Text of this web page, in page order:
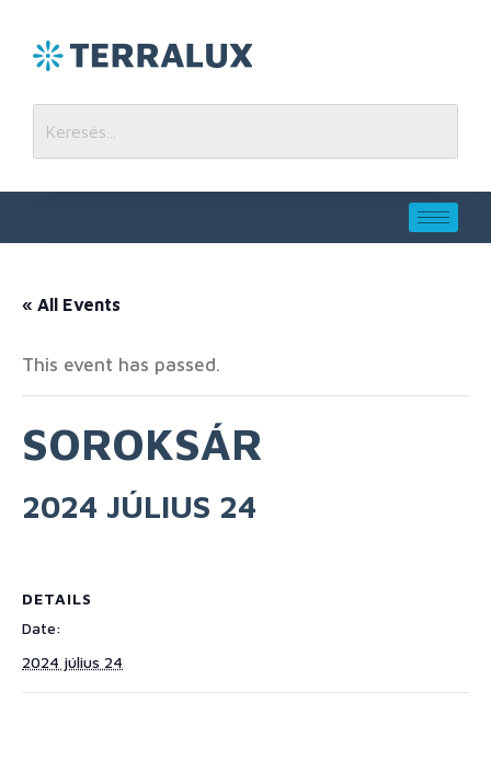
« All Events
This event has passed.
SOROKSÁR
2024 JÚLIUS 24
DETAILS
Date:
2024 július 24